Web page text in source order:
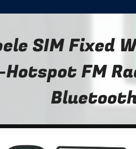
SIM Fixed
FM